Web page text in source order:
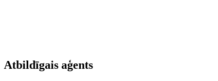
Atbildīgais aģents